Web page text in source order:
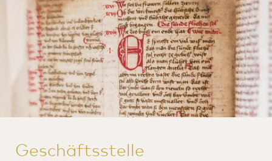
Geschäftsstelle